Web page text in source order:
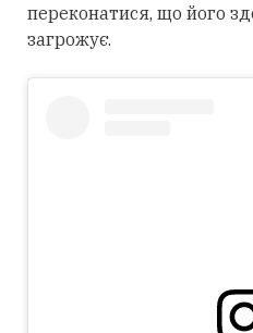
переконатися, що його
загрожує.